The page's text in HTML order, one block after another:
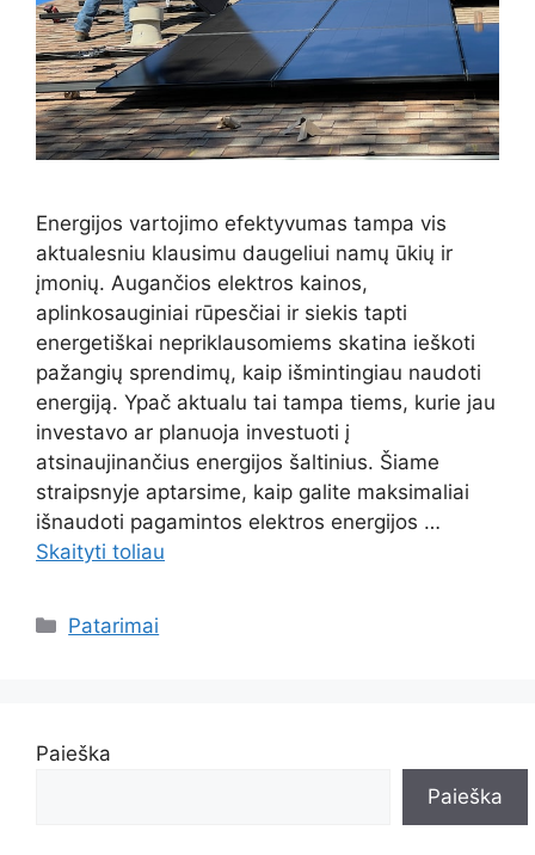
Energijos vartojimo efektyvumas tampa vis
aktualesniu klausimu daugeliui namų ūkių ir
įmonių. Augančios elektros kainos,
aplinkosauginiai rūpesčiai ir siekis tapti
energetiškai nepriklausomiems skatina ieškoti
pažangių sprendimų, kaip išmintingiau naudoti
energiją. Ypač aktualu tai tampa tiems, kurie jau
investavo ar planuoja investuoti į
atsinaujinančius energijos šaltinius. Šiame
straipsnyje aptarsime, kaip galite maksimaliai
išnaudoti pagamintos elektros energijos …
Skaityti toliau
Kategorijos
Patarimai
Paieška
Paieška